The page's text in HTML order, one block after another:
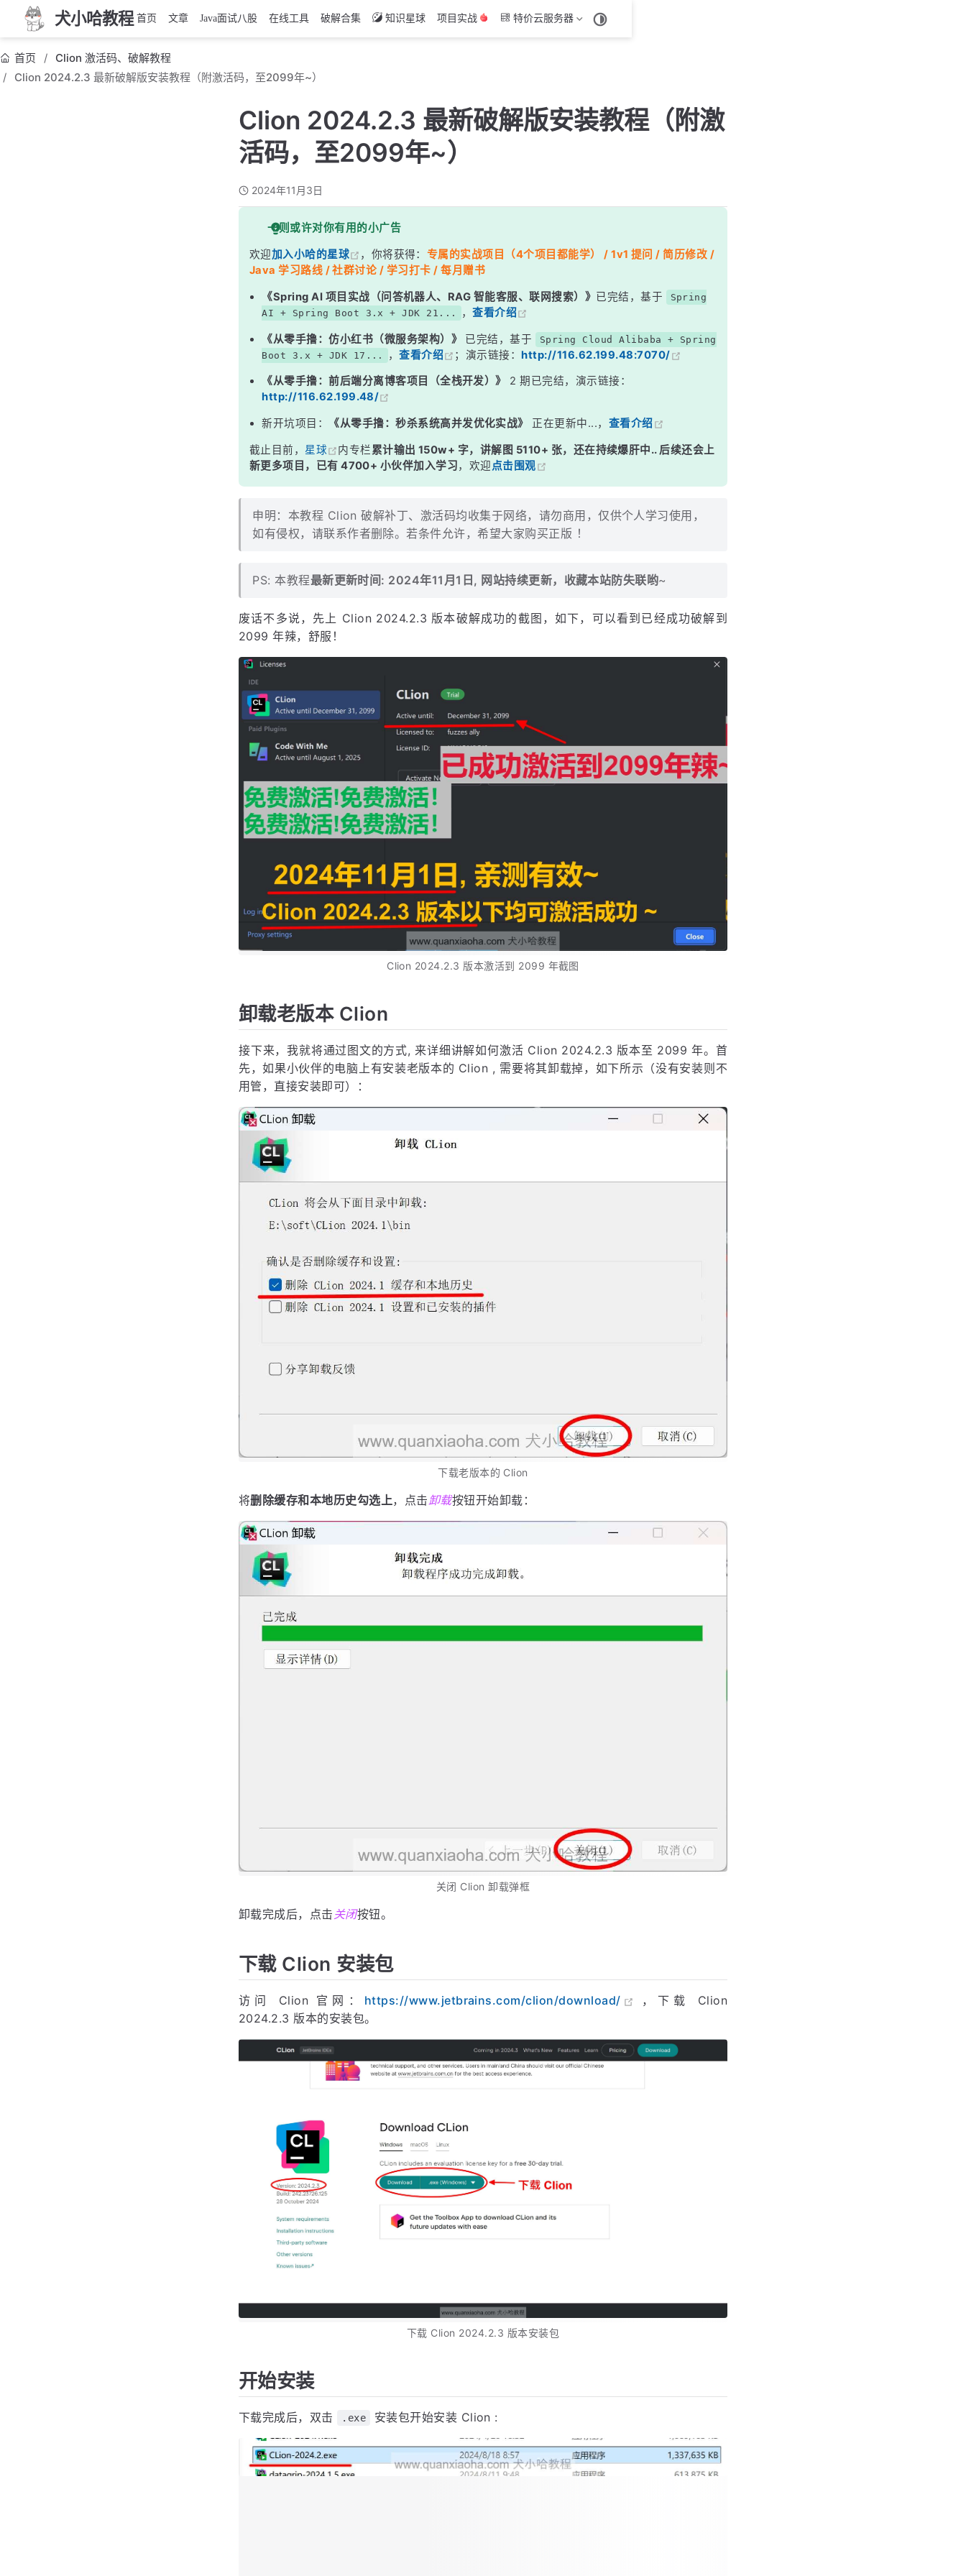
犬小哈教程 首页 文章 Java面试八股 在线工具 破解合集 知识星球 项目实战 特价云服务器
首页
Clion 激活码、破解教程
Clion 2024.2.3 最新破解版安装教程（附激活码，至2099年~）
Clion 2024.2.3 最新破解版安装教程（附激
活码，至2099年~）
2024年11月3日
一则或许对你有用的小广告
欢迎加入小哈的星球 ，你将获得： 专属的实战项目（4个项目都能学） / 1v1 提问 / 简历修改 /
Java 学习路线 / 社群讨论 / 学习打卡 / 每月赠书
《Spring AI 项目实战（问答机器人、RAG 智能客服、联网搜索）》 已完结，基于
Spring
AI + Spring Boot 3.x + JDK 21...
，查看介绍
《从零手撸：仿小红书（微服务架构）》 已完结，基于
Spring Cloud Alibaba + Spring
Boot 3.x + JDK 17...
，查看介绍 ；演示链接：http://116.62.199.48:7070/
《从零手撸：前后端分离博客项目（全栈开发）》
2 期已完结，演示链接：
http://116.62.199.48/
新开坑项目： 《从零手撸：秒杀系统高并发优化实战》 正在更新中...， 查看介绍
截止目前， 星球 内专栏累计输出 150w+ 字，讲解图 5110+ 张，还在持续爆肝中.. 后续还会上
新更多项目，已有 4700+ 小伙伴加入学习，欢迎点击围观
申明：本教程 Clion 破解补丁、激活码均收集于网络，请勿商用，仅供个人学习使用，
如有侵权，请联系作者删除。若条件允许，希望大家购买正版 ！
PS: 本教程最新更新时间: 2024年11月1日, 网站持续更新，收藏本站防失联哟~
废话不多说，先上 Clion 2024.2.3 版本破解成功的截图，如下，可以看到已经成功破解到
2099 年辣，舒服！
Clion 2024.2.3 版本激活到 2099 年截图
卸载老版本 Clion
接下来，我就将通过图文的方式, 来详细讲解如何激活 Clion 2024.2.3 版本至 2099 年。首
先，如果小伙伴的电脑上有安装老版本的 Clion , 需要将其卸载掉，如下所示（没有安装则不
用管，直接安装即可）：
下载老版本的 Clion
将删除缓存和本地历史勾选上，点击 卸载按钮开始卸载：
关闭 Clion 卸载弹框
卸载完成后，点击 关闭按钮。
下载 Clion 安装包
访问 Clion 官网： https://www.jetbrains.com/clion/download/
，下载 Clion
2024.2.3 版本的安装包。
下载 Clion 2024.2.3 版本安装包
开始安装
下载完成后，双击 .exe 安装包开始安装 Clion :